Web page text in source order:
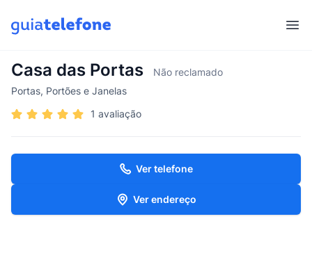
Casa das Portas
Não reclamado
Portas, Portões e Janelas
1 avaliação
Ver telefone
Ver endereço